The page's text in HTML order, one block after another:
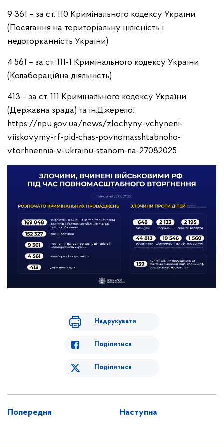
9 361 – за ст. 110 Кримінального кодексу України
(Посягання на територіальну цілісність і
недоторканність України)
4 561 – за ст. 111-1 Кримінального кодексу України
(Колабораційна діяльність)
413 – за ст. 111 Кримінального кодексу України
(Державна зрада) та ін.Джерело:
https://npu.gov.ua/news/zlochyny-vchyneni-
viiskovymy-rf-pid-chas-povnomasshtabnoho-
vtorhnennia-v-ukrainu-stanom-na-27082025
Надрукувати
Поділитися
Поділитися
Попередня Наступна